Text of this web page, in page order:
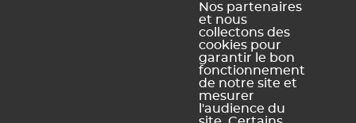
; le nombre de
créneaux définis dépend de la durée du
rendez-vous définie à l'étape 6 ; si vous
n'êtes pas disponible sur certains créneaux
à l'intérieur de cette plage, vous pourrez les
supprimer manuellement.
Valider.
Nos partenaires
et nous
collectons des
cookies pour
garantir le bon
fonctionnement
de notre site et
mesurer
l'audience du